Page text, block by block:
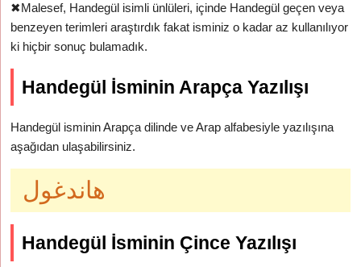
✖Malesef, Handegül isimli ünlüleri, içinde Handegül geçen veya
benzeyen terimleri araştırdık fakat isminiz o kadar az kullanılıyor
ki hiçbir sonuç bulamadık.
Handegül İsminin Arapça Yazılışı
Handegül isminin Arapça dilinde ve Arap alfabesiyle yazılışına
aşağıdan ulaşabilirsiniz.
هاندغول
Handegül İsminin Çince Yazılışı